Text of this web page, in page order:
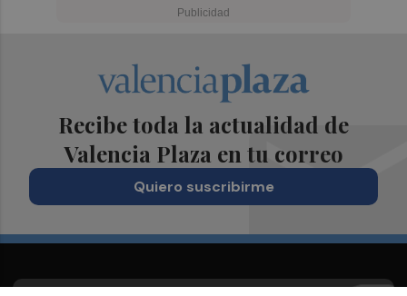
Recibe toda la actualidad de
Valencia Plaza en tu correo
Quiero suscribirme